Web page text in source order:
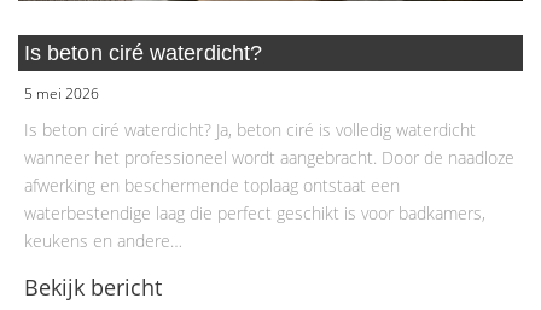
Is beton ciré waterdicht?
5 mei 2026
Is beton ciré waterdicht? Ja, beton ciré is volledig waterdicht
wanneer het professioneel wordt aangebracht. Door de naadloze
afwerking en beschermende toplaag ontstaat een
waterbestendige laag die perfect geschikt is voor badkamers,
keukens en andere…
Bekijk bericht